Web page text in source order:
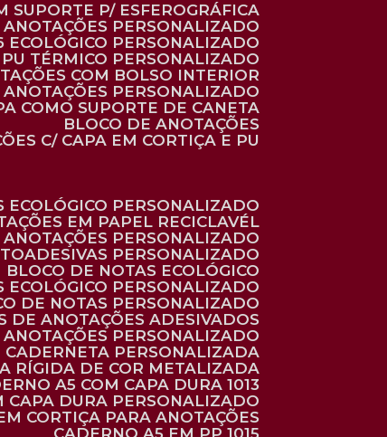
SUPORTE P/ ESFEROGRÁFICA
ANOTAÇÕES PERSONALIZADO
ECOLÓGICO PERSONALIZADO
PU TÉRMICO PERSONALIZADO
COM BOLSO INTERIOR
ANOTAÇÕES PERSONALIZADO
COMO SUPORTE DE CANETA
BLOCO DE ANOTAÇÕES
C/ CAPA EM CORTIÇA E PU
ECOLÓGICO PERSONALIZADO
EM PAPEL RECICLAVÉL
ANOTAÇÕES PERSONALIZADO
PERSONALIZADO
BLOCO DE NOTAS ECOLÓGICO
ECOLÓGICO PERSONALIZADO
DE NOTAS PERSONALIZADO
DE ANOTAÇÕES ADESIVADOS
ANOTAÇÕES PERSONALIZADO
CADERNETA PERSONALIZADA
RÍGIDA DE COR METALIZADA
A5 COM CAPA DURA 1013
CAPA DURA PERSONALIZADO
CORTIÇA PARA ANOTAÇÕES
CADERNO A5 EM PP 1015